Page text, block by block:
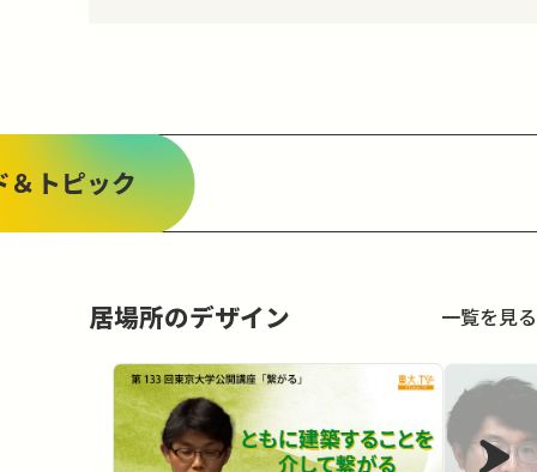
＆トピック
居場所のデザイン 一覧を見る